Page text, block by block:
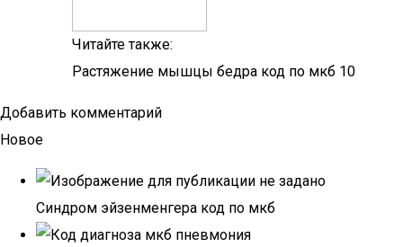
Читайте также:
Растяжение мышцы бедра код по мкб 10
Добавить комментарий
Новое
Синдром эйзенменгера код по мкб